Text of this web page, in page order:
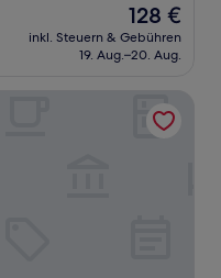
Der
Preis
beträgt
128 €
inkl. Steuern & Gebühren
19. Aug.–20. Aug.
Airport SM Plaza)